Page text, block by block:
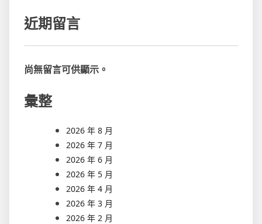
近期留言
尚無留言可供顯示。
彙整
2026 年 8 月
2026 年 7 月
2026 年 6 月
2026 年 5 月
2026 年 4 月
2026 年 3 月
2026 年 2 月